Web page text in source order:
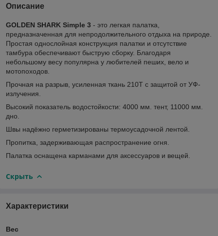
Описание
GOLDEN SHARK Simple 3 - это легкая палатка,
предназначенная для непродолжительного отдыха на природе.
Простая однослойная конструкция палатки и отсутствие
тамбура обеспечивают быструю сборку. Благодаря
небольшому весу популярна у любителей пеших, вело и
мотопоходов.
Прочная на разрыв, усиленная ткань 210T с защитой от УФ-
излучения.
Высокий показатель водостойкости: 4000 мм. тент, 11000 мм.
дно.
Швы надёжно герметизированы термоусадочной лентой.
Пропитка, задерживающая распространение огня.
Палатка оснащена карманами для аксессуаров и вещей.
Скрыть
Характеристики
Вес